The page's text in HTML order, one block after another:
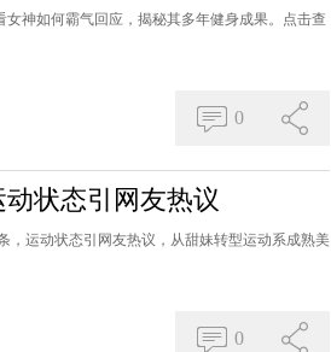
神如何霸气回应，揭秘其多年健身成果。点击查
0
状态引网友热议
，运动状态引网友热议，从甜妹转型运动系成熟美
0